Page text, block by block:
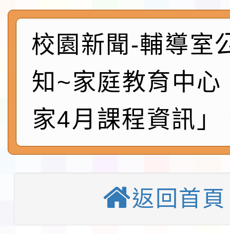
實施要點各1份
程
函轉國家通訊傳播委員
速演練執行計畫」
法」
本校115學年度第1學
第3次招考代課鐘點教
告(不再辦理後續甄選)
檢送「桃園市115學年
賽實施要點」1份
本市「115學年度學生
程安排一案
「桃園市補助參觀特色
校園新聞-輔導室
知~家庭教育中心
家4月課程資訊」
返回首頁